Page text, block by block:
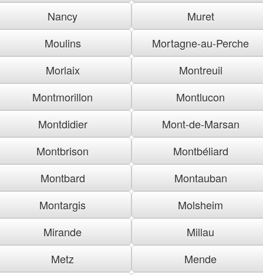
Nancy
Muret
Moulins
Mortagne-au-Perche
Morlaix
Montreuil
Montmorillon
Montlucon
Montdidier
Mont-de-Marsan
Montbrison
Montbéliard
Montbard
Montauban
Montargis
Molsheim
Mirande
Millau
Metz
Mende